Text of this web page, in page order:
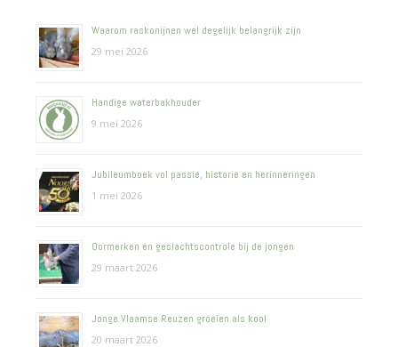
Waarom raskonijnen wel degelijk belangrijk zijn
29 mei 2026
Handige waterbakhouder
9 mei 2026
Jubileumboek vol passie, historie en herinneringen
1 mei 2026
Oormerken en geslachtscontrole bij de jongen
29 maart 2026
Jonge Vlaamse Reuzen groeien als kool
20 maart 2026